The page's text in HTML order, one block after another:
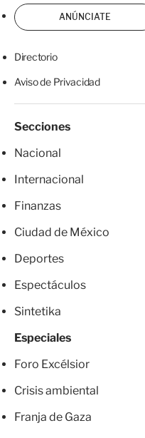
ANÚNCIATE
Directorio
Aviso de Privacidad
Secciones
Nacional
Internacional
Finanzas
Ciudad de México
Deportes
Espectáculos
Sintetika
Especiales
Foro Excélsior
Crisis ambiental
Franja de Gaza